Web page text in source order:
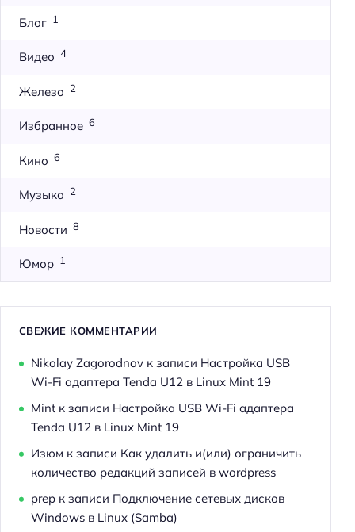
Блог 1
Видео 4
Железо 2
Избранное 6
Кино 6
Музыка 2
Новости 8
Юмор 1
СВЕЖИЕ КОММЕНТАРИИ
Nikolay Zagorodnovк записи Настройка USB
Wi-Fi адаптера Tenda U12 в Linux Mint 19
Mintк записи Настройка USB Wi-Fi адаптера
Tenda U12 в Linux Mint 19
Изюм к записи Как удалить и(или) ограничить
количество редакций записей в wordpress
prepк записи Подключение сетевых дисков
Windows в Linux (Samba)